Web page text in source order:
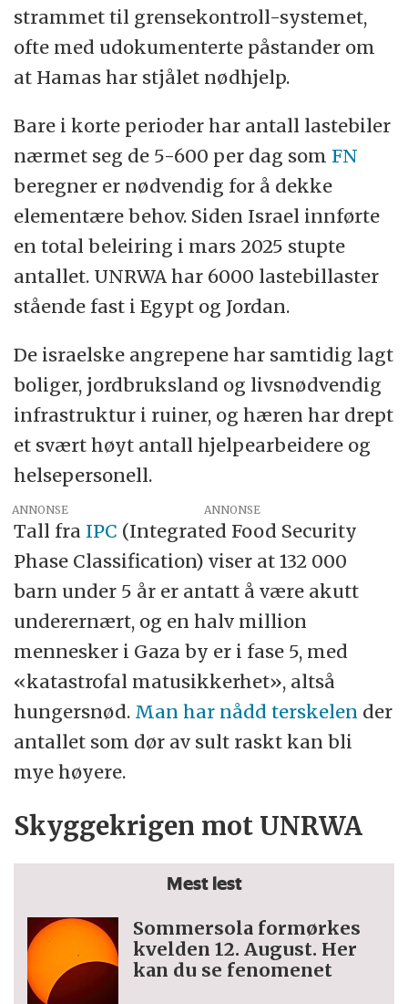
strammet til grensekontroll-systemet,
ofte med udokumenterte påstander om
at Hamas har stjålet nødhjelp.
Bare i korte perioder har antall lastebiler
nærmet seg de 5-600 per dag somFN
beregner er nødvendig for å dekke
elementære behov. Siden Israel innførte
en total beleiring i mars 2025 stupte
antallet. UNRWA har 6000 lastebillaster
stående fast i Egypt og Jordan.
De israelske angrepene har samtidig lagt
boliger, jordbruksland og livsnødvendig
infrastruktur i ruiner, og hæren har drept
et svært høyt antall hjelpearbeidere og
helsepersonell.
ANNONSE
Tall fra IPC (Integrated Food Security
Phase Classification) viser at 132 000
barn under 5 år er antatt å være akutt
underernært, og en halv million
mennesker i Gaza by er i fase 5, med
«katastrofal matusikkerhet», altså
hungersnød. Man har nådd terskelen der
antallet som dør av sult raskt kan bli
mye høyere.
Skyggekrigen mot UNRWA
Mest lest
Sommersola formørkes
kvelden 12. August. Her
kan du se fenomenet